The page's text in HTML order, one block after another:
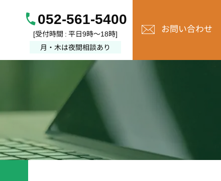
052-561-5400
[受付時間 : 平日9時～18時]
月・木は夜間相談あり
お問い合わせ